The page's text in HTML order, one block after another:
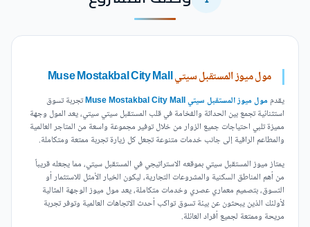
مول ميوز المستقبل سيتيMuse Mostakbal City Mall
يقدممول ميوز المستقبل سيتي Muse Mostakbal City Mall
تجربة تسوق
استثنائية تجمع بين الحداثة والفخامة في قلب المستقبل سيتي سيتي، يعد المول وجهة
مميزة تلبي احتياجات جميع الزوار من خلال توفير مجموعة واسعة من المتاجر العالمية
والمطاعم الراقية إلى جانب خدمات متنوعة تجعل كل زيارة تجربة ممتعة ومتكاملة.
يمتاز ميوز المستقبل سيتي بموقعه الاستراتيجي في المستقبل سيتي، مما يجعله قريباً
من أهم المناطق السكنية والمشروعات التجارية، ليكون الخيار الأمثل للاستثمار أو
التسوق، بتصميم معماري عصري وخدمات متكاملة، يعد مول ميوز الوجهة المثالية
لأولئك الذين يبحثون عن بيئة تسوق تواكب أحدث الاتجاهات العالمية وتوفر تجربة
مريحة وممتعة لجميع أفراد العائلة.